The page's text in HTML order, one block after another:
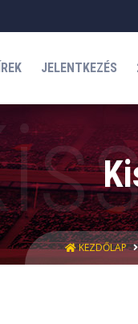
JELENTKEZÉS
KEZDŐLAP